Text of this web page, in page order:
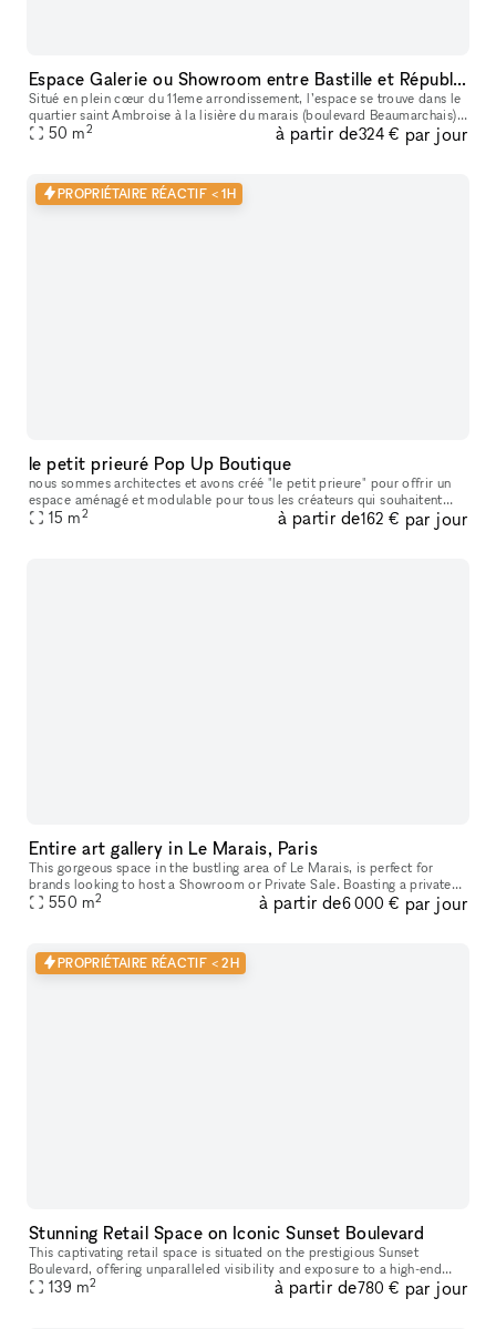
Espace Galerie ou Showroom entre Bastille et République
Situé en plein cœur du 11eme arrondissement, l’espace se trouve dans le
quartier saint Ambroise à la lisière du marais (boulevard Beaumarchais)
et du quartier Rue saint Maur (espace des lumières et s
50 m2 à partir de324 € par jour
PROPRIÉTAIRE RÉACTIF < 1H
le petit prieuré Pop Up Boutique
nous sommes architectes et avons créé "le petit prieure" pour offrir un
espace aménagé et modulable pour tous les créateurs qui souhaitent
présenter leur travaux ( designers, artistes, céramistes, ph
15 m2 à partir de162 € par jour
Entire art gallery in Le Marais, Paris
This gorgeous space in the bustling area of Le Marais, is perfect for
brands looking to host a Showroom or Private Sale. Boasting a private
entrance that creates a well-lit ambiance. With a trendy m
550 m2 à partir de6 000 € par jour
PROPRIÉTAIRE RÉACTIF < 2H
Stunning Retail Space on Iconic Sunset Boulevard
This captivating retail space is situated on the prestigious Sunset
Boulevard, offering unparalleled visibility and exposure to a high-end
clientele. Recently Renovated & Designed for Impact: Moder
139 m2 à partir de780 € par jour